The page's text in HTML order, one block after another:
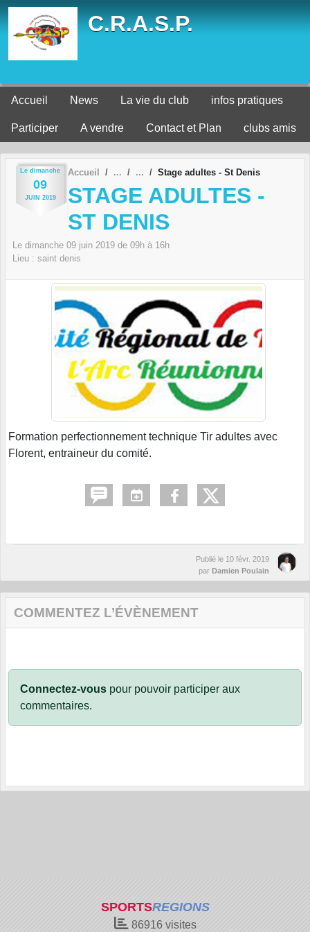
C.R.A.S.P.
Accueil News La vie du club infos pratiques
Participer A vendre Contact et Plan clubs amis
Le dimanche
09
JUIN 2019
Accueil Stage adultes - St Denis
STAGE ADULTES -
ST DENIS
Le dimanche 09 juin 2019 de 09h à 16h
Lieu : saint denis
Formation perfectionnement technique Tir adultes avec
Florent, entraineur du comité.
Publié le 10 févr. 2019
par Damien Poulain
COMMENTEZ L’ÉVÈNEMENT
Connectez-vous pour pouvoir participer aux
commentaires.
SPORTSREGIONS
86916visites
Panneau de gestion des cookies